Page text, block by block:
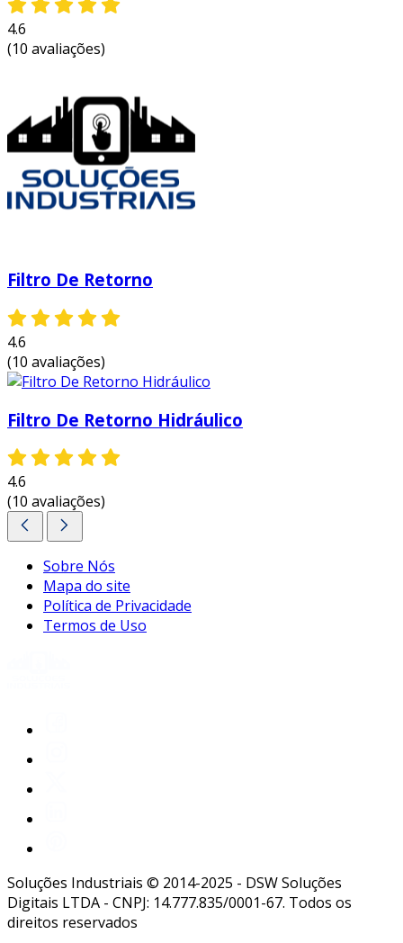
4.6
(10 avaliações)
Filtro De Retorno
4.6
(10 avaliações)
Filtro De Retorno Hidráulico
4.6
(10 avaliações)
Sobre Nós
Mapa do site
Política de Privacidade
Termos de Uso
Soluções Industriais © 2014-2025 - DSW Soluções
Digitais LTDA - CNPJ: 14.777.835/0001-67. Todos os
direitos reservados